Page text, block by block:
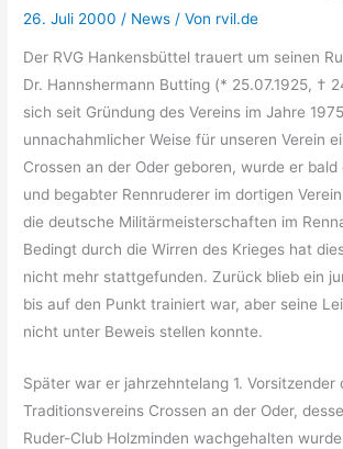
26. Juli 2000 / News / Von rvil.de
Der RVG Hankensbüttel trauert um seinen
Dr. Hannshermann Butting (* 25.07.1925, †
sich seit Gründung des Vereins im Jahre
unnachahmlicher Weise für unseren Verein
Crossen an der Oder geboren, wurde er
und begabter Rennruderer im dortigen
die deutsche Militärmeisterschaften im
Bedingt durch die Wirren des Krieges hat
nicht mehr stattgefunden. Zurück blieb ein
bis auf den Punkt trainiert war, aber seine
nicht unter Beweis stellen konnte.
Später war er jahrzehntelang 1. Vorsitzender
Traditionsvereins Crossen an der Oder,
Ruder-Club Holzminden wachgehalten